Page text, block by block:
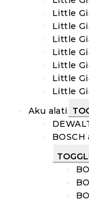
Little
Little
Little
Little
Little
Little
Little
Aku alati